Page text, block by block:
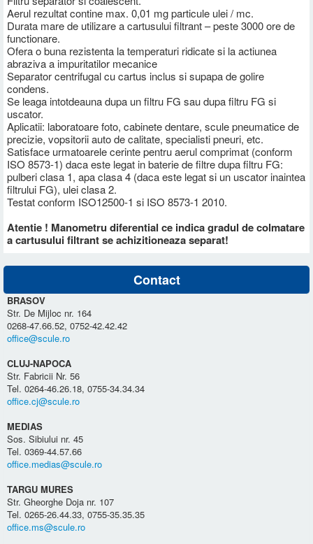
Aerul rezultat contine max. 0,01 mg particule ulei / mc.
Durata mare de utilizare a cartusului filtrant – peste 3000 ore de
functionare.
Ofera o buna rezistenta la temperaturi ridicate si la actiunea
abraziva a impuritatilor mecanice
Separator centrifugal cu cartus inclus si supapa de golire
condens.
Se leaga intotdeauna dupa un filtru FG sau dupa filtru FG si
uscator.
Aplicatii: laboratoare foto, cabinete dentare, scule pneumatice de
precizie, vopsitorii auto de calitate, specialisti pneuri, etc.
Satisface urmatoarele cerinte pentru aerul comprimat (conform
ISO 8573-1) daca este legat in baterie de filtre dupa filtru FG:
pulberi clasa 1, apa clasa 4 (daca este legat si un uscator inaintea
filtrului FG), ulei clasa 2.
Testat conform ISO12500-1 si ISO 8573-1 2010.
Atentie ! Manometru diferential ce indica gradul de colmatare
a cartusului filtrant se achizitioneaza separat!
Contact
BRASOV
Str. De Mijloc nr. 164
0268-47.66.52, 0752-42.42.42
office@scule.ro
CLUJ-NAPOCA
Str. Fabricii Nr. 56
Tel. 0264-46.26.18, 0755-34.34.34
office.cj@scule.ro
MEDIAS
Sos. Sibiului nr. 45
Tel. 0369-44.57.66
office.medias@scule.ro
TARGU MURES
Str. Gheorghe Doja nr. 107
Tel. 0265-26.44.33, 0755-35.35.35
office.ms@scule.ro